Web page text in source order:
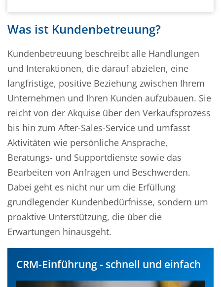
Was ist Kundenbetreuung?
Kundenbetreuung beschreibt alle Handlungen
und Interaktionen, die darauf abzielen, eine
langfristige, positive Beziehung zwischen Ihrem
Unternehmen und Ihren Kunden aufzubauen. Sie
reicht von der Akquise über den Verkaufsprozess
bis hin zum After-Sales-Service und umfasst
Aktivitäten wie persönliche Ansprache,
Beratungs- und Supportdienste sowie das
Bearbeiten von Anfragen und Beschwerden.
Dabei geht es nicht nur um die Erfüllung
grundlegender Kundenbedürfnisse, sondern um
proaktive Unterstützung, die über die
Erwartungen hinausgeht.
CRM-Einführung - schnell und einfach